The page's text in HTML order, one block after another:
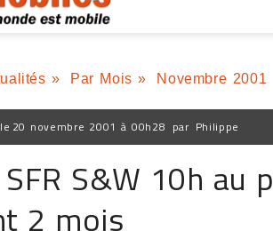
» Par Mois » Novembre 2001
20 novembre 2001 à 00h28 par Philippe
S&W 10h au
2 mois